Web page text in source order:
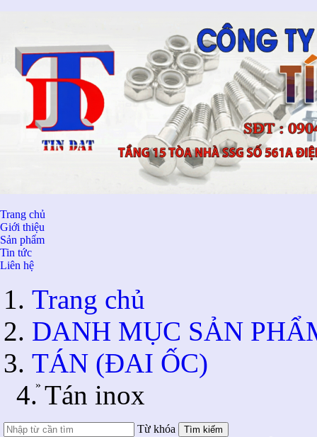
Trang chủ
Giới thiệu
Sản phẩm
Tin tức
Liên hệ
Trang chủ
DANH MỤC SẢN
TÁN (ĐAI ỐC)
» Tán inox
Từ khóa Tìm kiếm